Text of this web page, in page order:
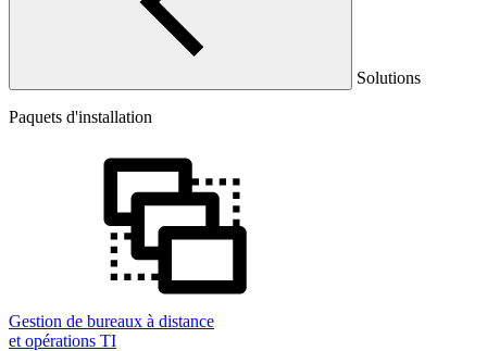
Solutions
Paquets d'installation
Gestion de bureaux à distance
et opérations TI